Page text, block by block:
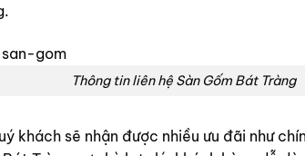
Thông tin liên hệ Sàn Gốm Bát Tràng
khách sẽ nhận được nhiều ưu đãi như